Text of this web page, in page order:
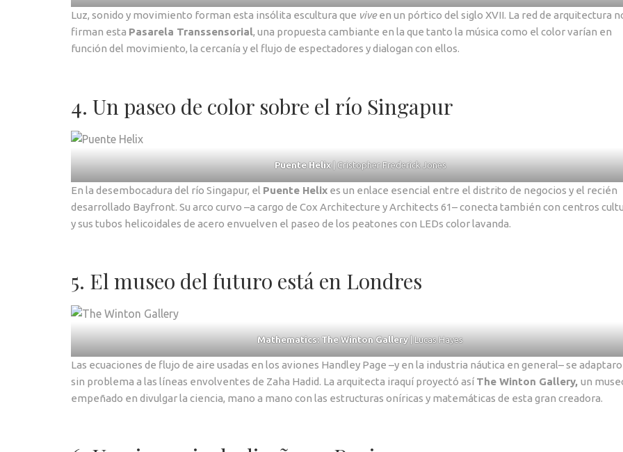
Luz, sonido y movimiento forman esta insólita escultura que viveen un pórtico del siglo XVII. La red de arquitectura
firman esta Pasarela Transsensorial, una propuesta cambiante en la que tanto la música como el color varían en
función del movimiento, la cercanía y el flujo de espectadores y dialogan con ellos.
4. Un paseo de color sobre el río Singapur
Puente Helix| Cristopher Frederick Jones
En la desembocadura del río Singapur, el Puente Helix es un enlace esencial entre el distrito de negocios y el recién
desarrollado Bayfront. Su arco curvo –a cargo de Cox Architecture y Architects 61– conecta también con centros
y sus tubos helicoidales de acero envuelven el paseo de los peatones con LEDs color lavanda.
5. El museo del futuro está en Londres
Mathematics: The Winton Gallery| Lucas Hayes
Las ecuaciones de flujo de aire usadas en los aviones Handley Page –y en la industria náutica en general– se
sin problema a las líneas envolventes de Zaha Hadid. La arquitecta iraquí proyectó así The Winton Gallery, un
empeñado en divulgar la ciencia, mano a mano con las estructuras oníricas y matemáticas de esta gran creadora.